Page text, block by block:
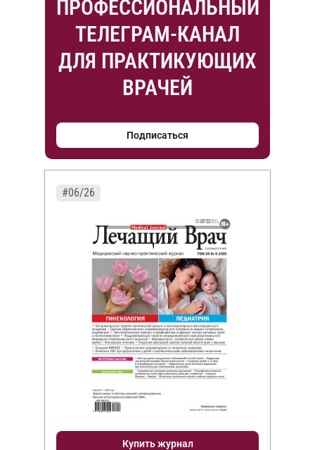
ПРОФЕССИОНАЛЬНЫЙ
ТЕЛЕГРАМ-КАНАЛ
ДЛЯ ПРАКТИКУЮЩИХ
ВРАЧЕЙ
Подписаться
#06/26
Купить журнал